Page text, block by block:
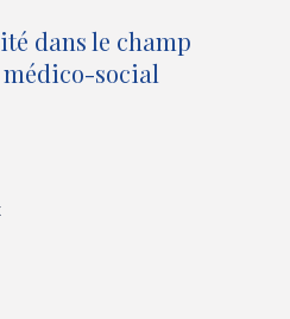
o
u
n
o
dans le champ
social